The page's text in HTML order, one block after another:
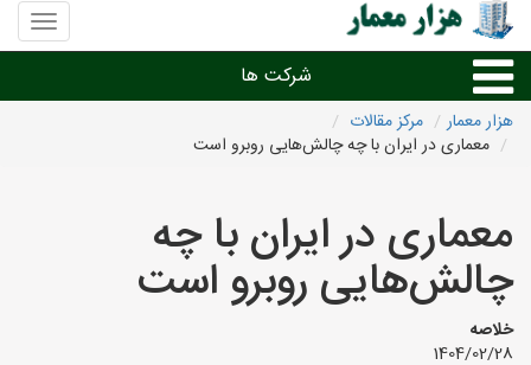
منوی
سایت
معمار
شرکت ها
طراحی داخلی و دکوراسیون داخلی
دیگر امور معماری
شرکت های معماری شهرها
هزار معمار
مرکز مقالات
معماری در ایران با چه چالش‌هایی روبرو است
معماری در ایران با چه
چالش‌هایی روبرو است
خلاصه
1404/02/28